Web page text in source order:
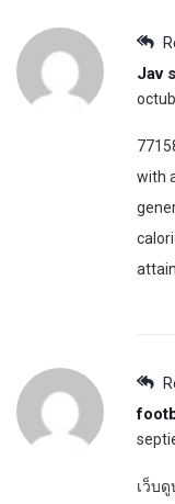
Jav
with
เว็บ